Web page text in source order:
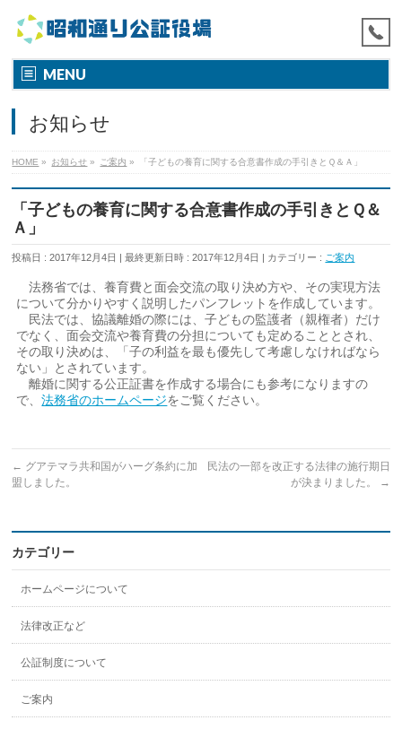
MENU
お知らせ
HOME » お知らせ » ご案内 » 「子どもの養育に関する合意書作成の手引きとＱ＆Ａ」
「子どもの養育に関する合意書作成の手引きとＱ＆
Ａ」
投稿日 : 2017年12月4日 最終更新日時 : 2017年12月4日 カテゴリー : ご案内
法務省では、養育費と面会交流の取り決め方や、その実現方法
について分かりやすく説明したパンフレットを作成しています。
民法では、協議離婚の際には、子どもの監護者（親権者）だけ
でなく、面会交流や養育費の分担についても定めることとされ、
その取り決めは、「子の利益を最も優先して考慮しなければなら
ない」とされています。
離婚に関する公正証書を作成する場合にも参考になりますの
で、法務省のホームページをご覧ください。
← グアテマラ共和国がハーグ条約に加
盟しました。
民法の一部を改正する法律の施行期日
が決まりました。
→
カテゴリー
ホームページについて
法律改正など
公証制度について
ご案内